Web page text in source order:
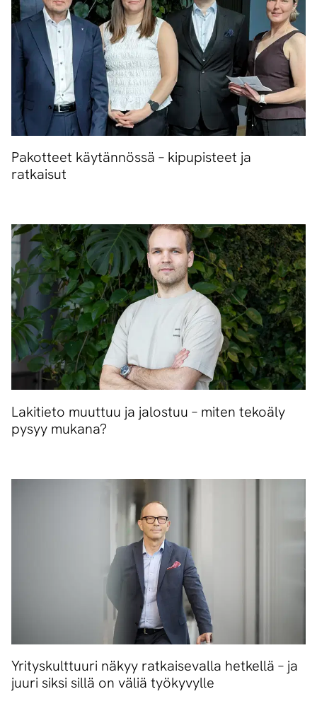
Pakotteet käytännössä – kipupisteet ja
ratkaisut
Lakitieto muuttuu ja jalostuu – miten tekoäly
pysyy mukana?
Yrityskulttuuri näkyy ratkaisevalla hetkellä – ja
juuri siksi sillä on väliä työkyvylle